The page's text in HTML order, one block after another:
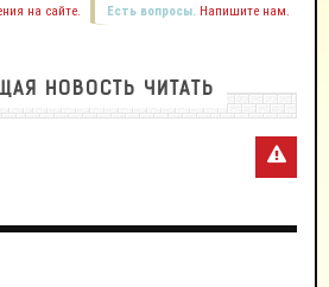
Есть вопросы. Напишите нам.
на сайте.
НОВОСТЬ ЧИТАТЬ